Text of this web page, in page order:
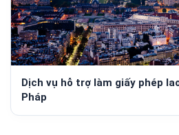
Dịch vụ hỗ trợ làm giấy phép
Pháp